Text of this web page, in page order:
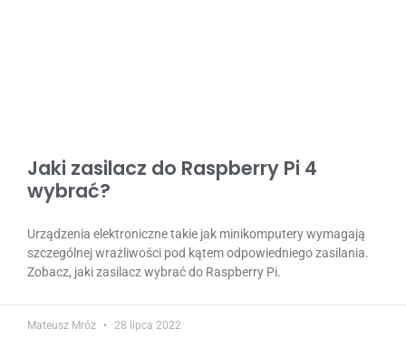
Jaki zasilacz do Raspberry Pi 4
wybrać?
Urządzenia elektroniczne takie jak minikomputery wymagają
szczególnej wrażliwości pod kątem odpowiedniego zasilania.
Zobacz, jaki zasilacz wybrać do Raspberry Pi.
Mateusz Mróz 28 lipca 2022